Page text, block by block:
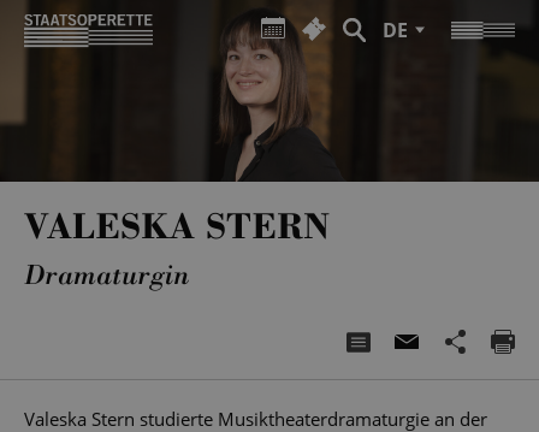
DE
VALESKA STERN
Dramaturgin
Valeska Stern studierte Musiktheaterdramaturgie an der